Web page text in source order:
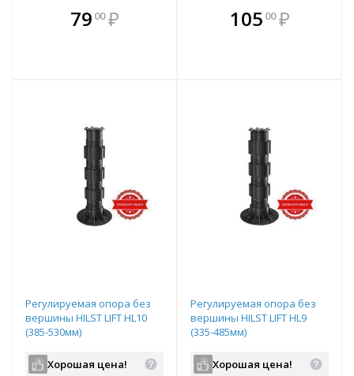
79 00 ₽
В комплекте
всегда выгоднее!
В комплекте
всегда выгоднее!
105 00 ₽
Регулируемая опора без
вершины HILST LIFT HL10
(385-530мм)
Хорошая цена!
Регулируемая опора без
вершины HILST LIFT HL9
(335-485мм)
Хорошая цена!